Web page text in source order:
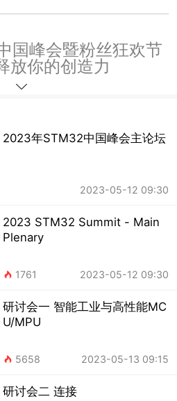
国峰会暨粉丝狂欢节
放你的创造力
届，作为业界年度盛会，我们汇
来基于STM32创新的嵌入式解决方
是2023年STM32峰会的活动主题，
品和解决方案，为工程师们提供亲身
、连接、生态系统与开发者社区、人
涵盖主论坛、分论坛、技术研讨会、
者不仅可以面对面近距离参观体
解到基于ST及合作伙伴最新的嵌入式
欢节将开放诸多脑洞大开的游戏、
茶歇，让与会者在有趣有料的互动活
2023年STM32中国峰会主论坛
2023-05-12 09:30
2023 STM32 Summit - Main
Plenary
1761 2023-05-12 09:30
研讨会一 智能工业与高性能MC
U/MPU
5658 2023-05-13 09:15
研讨会二 连接